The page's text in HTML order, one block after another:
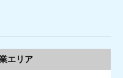
エリア